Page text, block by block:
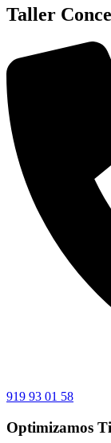
Taller
919 93 01 58
Optimizamos